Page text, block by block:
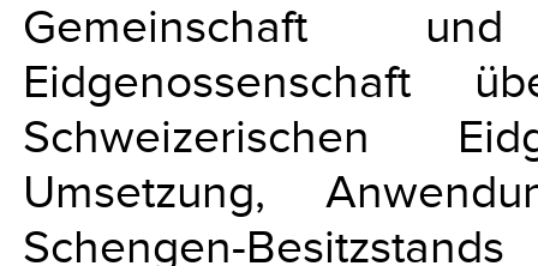
Gemeinschaft
Eidgenossenschaft
Schweizerischen
Umsetzung,
Schengen-